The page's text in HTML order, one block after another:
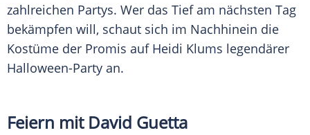
zahlreichen Partys. Wer das Tief am nächsten Tag
bekämpfen will, schaut sich im Nachhinein die
Kostüme der Promis auf Heidi Klums legendärer
Halloween-Party an.
Feiern mit David Guetta